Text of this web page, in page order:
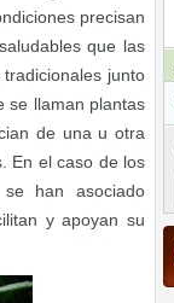
precisan
que las
junto
se llaman plantas
de una u otra
En el caso de los
se han asociado
y apoyan su